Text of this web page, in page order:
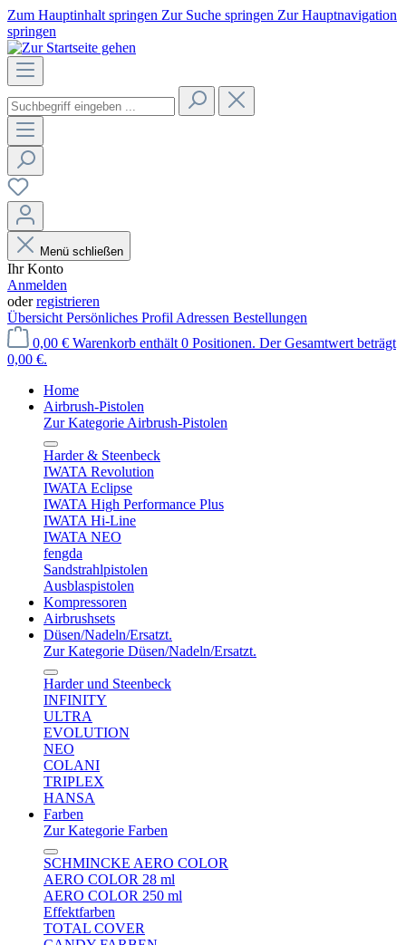
Zum Hauptinhalt springen Zur Suche springen Zur Hauptnavigation
springen
Menü schließen
Ihr Konto
Anmelden
oderregistrieren
Übersicht Persönliches Profil Adressen Bestellungen
0,00 € Warenkorb enthält 0 Positionen. Der Gesamtwert beträgt
0,00 €.
Home
Airbrush-Pistolen
Zur Kategorie Airbrush-Pistolen
Harder & Steenbeck
IWATA Revolution
IWATA Eclipse
IWATA High Performance Plus
IWATA Hi-Line
IWATA NEO
fengda
Sandstrahlpistolen
Ausblaspistolen
Kompressoren
Airbrushsets
Düsen/Nadeln/Ersatzt.
Zur Kategorie Düsen/Nadeln/Ersatzt.
Harder und Steenbeck
INFINITY
ULTRA
EVOLUTION
NEO
COLANI
TRIPLEX
HANSA
Farben
Zur Kategorie Farben
SCHMINCKE AERO COLOR
AERO COLOR 28 ml
AERO COLOR 250 ml
Effektfarben
TOTAL COVER